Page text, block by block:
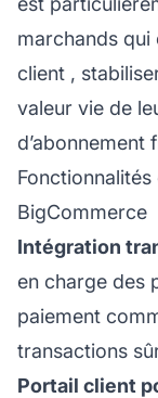
marchands
client ,
valeur vie de
d’abonnement
BigCommerce
Intégration
en charge des
paiement
transactions
Portail client